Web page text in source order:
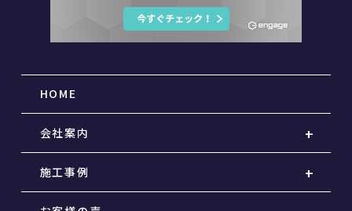
HOME
会社案内
施工事例